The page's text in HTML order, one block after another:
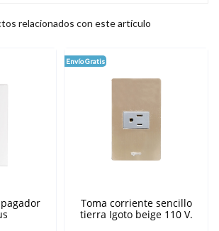
relacionados con este artículo
Envío Gratis
Toma corriente sencillo
tierra Igoto beige 110 V.